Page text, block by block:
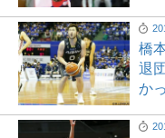
橋
退
か